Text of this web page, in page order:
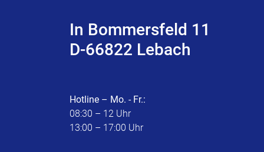
In Bommersfeld 11
D-66822 Lebach
Hotline – Mo. - Fr.:
08:30 – 12 Uhr
13:00 – 17:00 Uhr